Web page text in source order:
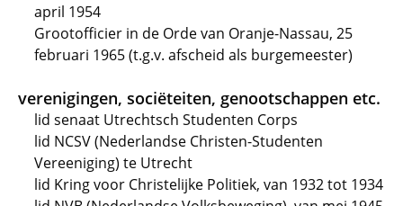
april 1954
Grootofficier in de Orde van Oranje-Nassau, 25
februari 1965 (t.g.v. afscheid als burgemeester)
verenigingen, sociëteiten, genootschappen etc.
lid senaat Utrechtsch Studenten Corps
lid NCSV (Nederlandse Christen-Studenten
Vereeniging) te Utrecht
lid Kring voor Christelijke Politiek, van 1932 tot 1934